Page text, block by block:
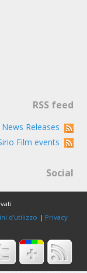
RSS feed
Releases
Film events
Social
d'utilizzo | Privacy